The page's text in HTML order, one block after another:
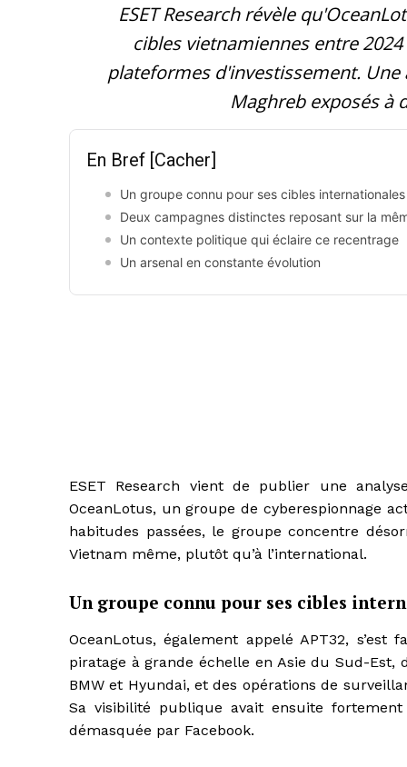
ESET Research révèle
cibles vietnamiennes entre
plateformes d'investissement.
Maghreb exposés à
En Bref [Cacher]
Un groupe connu pour ses cibles internationales
Deux campagnes distinctes reposant sur la
Un contexte politique qui éclaire ce recentrage
Un arsenal en constante évolution
ESET Research vient de publier une
OceanLotus, un groupe de cyberespionnage
habitudes passées, le groupe concentre
Vietnam même, plutôt qu’à l’international.
Un groupe connu pour ses cibles
OceanLotus, également appelé APT32,
piratage à grande échelle en Asie du Sud-
BMW et Hyundai, et des opérations de
Sa visibilité publique avait ensuite
démasquée par Facebook.